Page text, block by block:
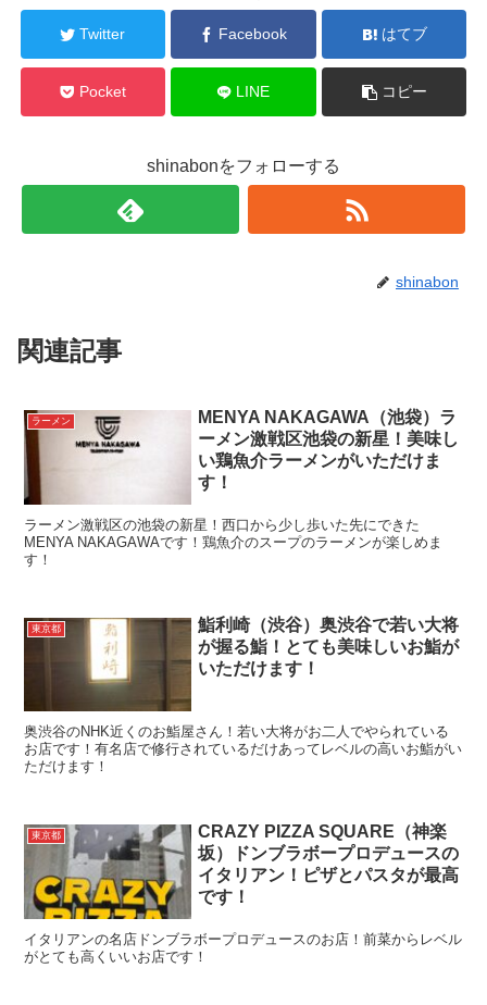
Twitter Facebook はてブ
Pocket LINE コピー
shinabonをフォローする
shinabon
関連記事
ラーメン
MENYA NAKAGAWA（池袋）ラ
ーメン激戦区池袋の新星！美味し
い鶏魚介ラーメンがいただけま
す！
ラーメン激戦区の池袋の新星！西口から少し歩いた先にできた
MENYA NAKAGAWAです！鶏魚介のスープのラーメンが楽しめま
す！
東京都
鮨利崎（渋谷）奥渋谷で若い大将
が握る鮨！とても美味しいお鮨が
いただけます！
奥渋谷のNHK近くのお鮨屋さん！若い大将がお二人でやられている
お店です！有名店で修行されているだけあってレベルの高いお鮨がい
ただけます！
東京都
CRAZY PIZZA SQUARE（神楽
坂）ドンブラボープロデュースの
イタリアン！ピザとパスタが最高
です！
イタリアンの名店ドンブラボープロデュースのお店！前菜からレベル
がとても高くいいお店です！